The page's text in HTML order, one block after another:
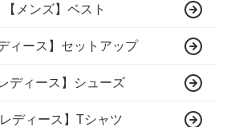
【メンズ】ベスト
ディース】セットアップ
レディース】シューズ
レディース】Tシャツ